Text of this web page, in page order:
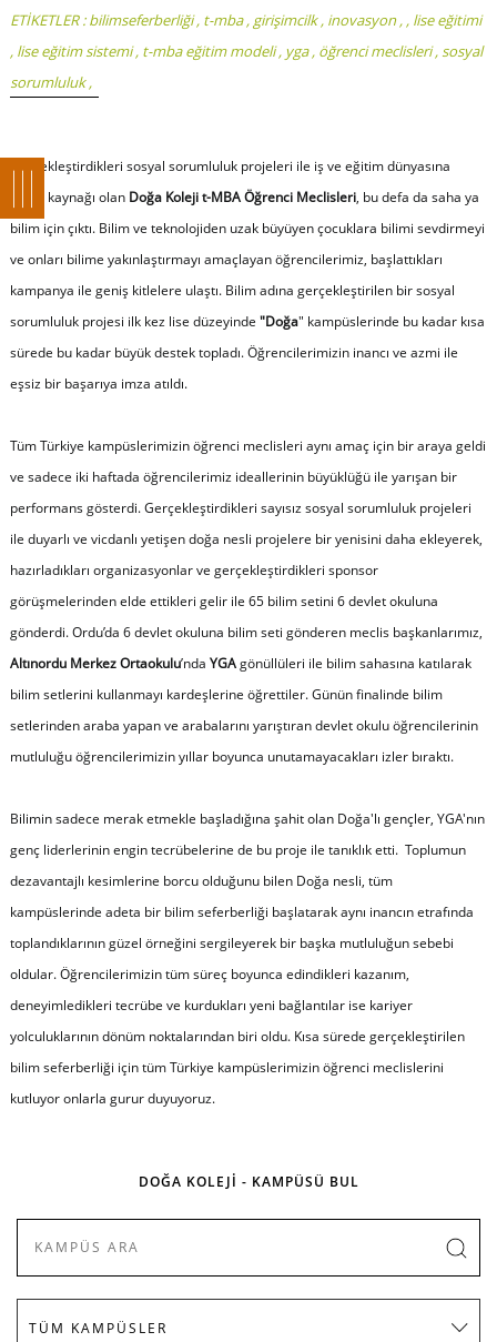
ETİKETLER :bilimseferberliği, t-mba, girişimcilk, inovasyon, , lise eğitimi
, lise eğitim sistemi, t-mba eğitim modeli, yga, öğrenci meclisleri,sosyal
sorumluluk,
Gerçekleştirdikleri sosyal sorumluluk projeleri ile iş ve eğitim dünyasına
ilham kaynağı olanDoğa Koleji t-MBA Öğrenci Meclisleri, bu defa da saha ya
bilim için çıktı. Bilim ve teknolojiden uzak büyüyen çocuklara bilimi sevdirmeyi
ve onları bilime yakınlaştırmayı amaçlayan öğrencilerimiz, başlattıkları
kampanya ile geniş kitlelere ulaştı. Bilim adına gerçekleştirilen bir sosyal
sorumluluk projesi ilk kez lise düzeyinde "Doğa" kampüslerinde bu kadar kısa
sürede bu kadar büyük destek topladı. Öğrencilerimizin inancı ve azmi ile
eşsiz bir başarıya imza atıldı.
Tüm Türkiye kampüslerimizin öğrenci meclisleri aynı amaç için bir araya geldi
ve sadece iki haftada öğrencilerimiz ideallerinin büyüklüğü ile yarışan bir
performans gösterdi. Gerçekleştirdikleri sayısız sosyal sorumluluk projeleri
ile duyarlı ve vicdanlı yetişen doğa nesli projelere bir yenisini daha ekleyerek,
hazırladıkları organizasyonlar ve gerçekleştirdikleri sponsor
görüşmelerinden elde ettikleri gelir ile 65 bilim setini 6 devlet okuluna
gönderdi. Ordu’da 6 devlet okuluna bilim seti gönderen meclis başkanlarımız,
Altınordu Merkez Ortaokulu’nda YGAgönüllüleri ile bilim sahasına katılarak
bilim setlerini kullanmayı kardeşlerine öğrettiler. Günün finalinde bilim
setlerinden araba yapan ve arabalarını yarıştıran devlet okulu öğrencilerinin
mutluluğu öğrencilerimizin yıllar boyunca unutamayacakları izler bıraktı.
Bilimin sadece merak etmekle başladığına şahit olan Doğa'lı gençler, YGA'nın
genç liderlerinin engin tecrübelerine de bu proje ile tanıklık etti. Toplumun
dezavantajlı kesimlerine borcu olduğunu bilen Doğa nesli, tüm
kampüslerinde adeta bir bilim seferberliği başlatarak aynı inancın etrafında
toplandıklarının güzel örneğini sergileyerek bir başka mutluluğun sebebi
oldular. Öğrencilerimizin tüm süreç boyunca edindikleri kazanım,
deneyimledikleri tecrübe ve kurdukları yeni bağlantılar ise kariyer
yolculuklarının dönüm noktalarından biri oldu. Kısa sürede gerçekleştirilen
bilim seferberliği için tüm Türkiye kampüslerimizin öğrenci meclislerini
kutluyor onlarla gurur duyuyoruz.
DOĞA KOLEJİ - KAMPÜSÜ BUL